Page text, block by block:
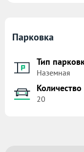
Парковка
Тип
Наземная
20